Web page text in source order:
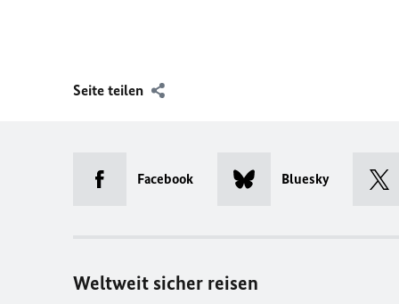
Seite teilen
Facebook Bluesky
Weltweit sicher reisen